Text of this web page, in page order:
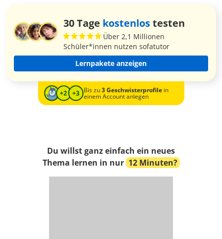
30 Tage kostenlostesten
Über 2,1 Millionen
Schüler*innen nutzen sofatutor
Lernpakete anzeigen
Bis zu3 Geschwisterprofilein
einem Account anlegen
Du willst ganz einfach ein neues
Thema lernen in nur 12 Minuten?